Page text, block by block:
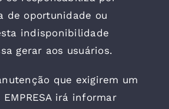
de oportunidade ou
indisponibilidade
gerar aos usuários.
que exigirem um
irá informar